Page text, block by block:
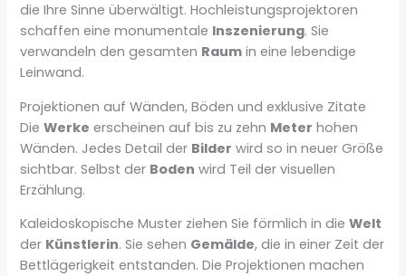
die Ihre Sinne überwältigt. Hochleistungsprojektoren
schaffen eine monumentale Inszenierung. Sie
verwandeln den gesamten Raum in eine lebendige
Leinwand.
Projektionen auf Wänden, Böden und exklusive Zitate
DieWerke erscheinen auf bis zu zehn Meter hohen
Wänden. Jedes Detail der Bilder wird so in neuer Größe
sichtbar. Selbst der Boden wird Teil der visuellen
Erzählung.
Kaleidoskopische Muster ziehen Sie förmlich in dieWelt
der Künstlerin. Sie sehen Gemälde, die in einer Zeit der
Bettlägerigkeit entstanden. Die Projektionen machen